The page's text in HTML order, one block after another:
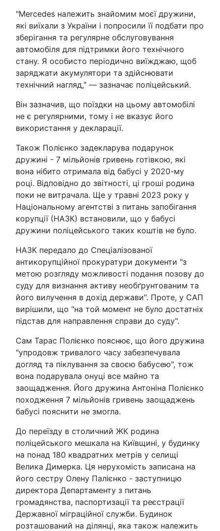
"Mercedes належить знайомим моєї дружини,
які виїхали з України і попросили її подбати про
зберігання та регулярне обслуговування
автомобіля для підтримки його технічного
стану. Я особисто періодично виїжджаю, щоб
заряджати акумулятори та здійснювати
технічний нагляд," — зазначає поліцейський.
Він зазначив, що поїздки на цьому автомобілі
не є регулярними, тому і не вказує його
використання у декларації.
Також Полієнко задекларува подарунок
дружині - 7 мільйонів гривень готівкою, які
вона нібито отримала від бабусі у 2020-му
році. Відповідно до звітності, ці гроші родина
поки не витрачала. Ще у травні 2023 року у
Національному агентстві з питань запобігання
корупції (НАЗК) встановили, що у бабусі
дружини поліцейського таких коштів не було.
НАЗК передало до Спеціалізованої
антикорупційної прокуратури документи "з
метою розгляду можливості подання позову до
суду для визнання активу необґрунтованим та
його вилучення в дохід держави". Проте, у САП
вирішили, що "на той момент не було достатніх
підстав для направлення справи до суду".
Сам Тарас Полієнко пояснює, що його дружина
"упродовж тривалого часу забезпечувала
догляд та піклування за своєю бабусею", тож
вона подарувала онуці все майно та
заощадження. Його дружина Антоніна Полієнко
походження 7 мільйонів гривень заощаджень
бабусі пояснити не змогла.
До переїзду в столичний ЖК родина
поліцейського мешкала на Київщині, у будинку
на понад 180 квадратних метрів у селищі
Велика Димерка. Ця нерухомість записана на
його сестру Олену Палієнко - заступницю
директора Департаменту з питань
громадянства, паспортизації та реєстрації
Державної міграційної служби. Будинок
розташований на ділянці, яка також належить